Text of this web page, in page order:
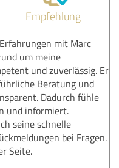
Empfehlung
mit Marc
um meine
und zuverlässig. Er
Beratung und
Dadurch fühle
und informiert.
seine schnelle
bei Fragen.
Seite.